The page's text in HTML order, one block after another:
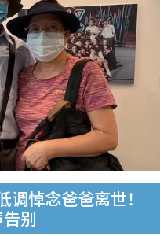
悼念爸爸离世！
别